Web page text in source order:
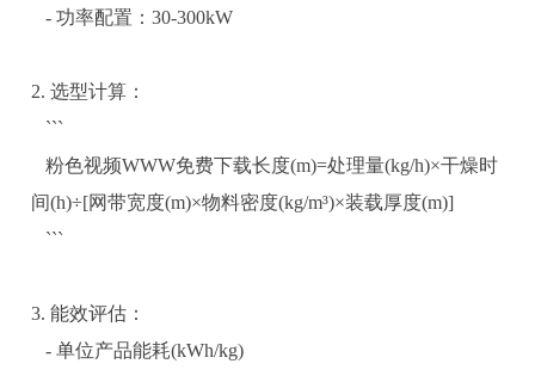
- 功率配置：30-300kW
2. 选型计算：
```
粉色视频WWW免费下载长度(m)=处理量(kg/h)×干燥时
间(h)÷[网带宽度(m)×物料密度(kg/m³)×装载厚度(m)]
```
3. 能效评估：
- 单位产品能耗(kWh/kg)